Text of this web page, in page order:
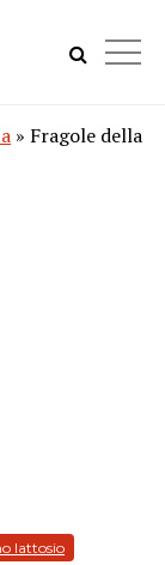
» Fragole della
lattosio